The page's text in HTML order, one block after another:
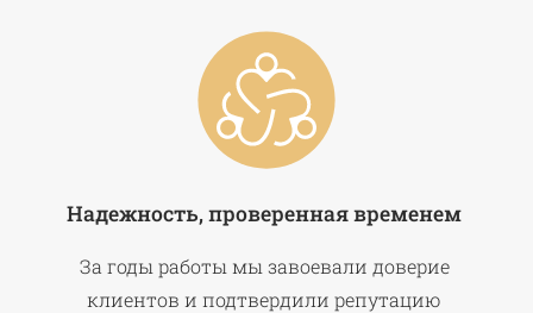
Надежность, проверенная временем
За годы работы мы завоевали доверие
клиентов и подтвердили репутацию